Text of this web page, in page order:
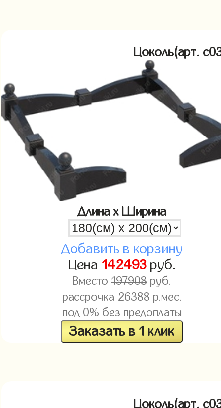
Цоколь(арт.
Длина x Ширина
Добавить в корзину
Цена 142493руб.
Вместо197908руб.
рассрочка 26388 р.мес.
под 0% без предоплаты
Заказать в 1 клик
Цоколь(арт.